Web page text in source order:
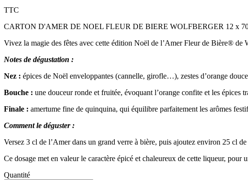
TTC
CARTON D'AMER DE NOEL FLEUR DE BIERE WOLFBERGER 12 x
Vivez la magie des fêtes avec cette édition Noël de l’Amer Fleur de Bière® de
Notes de dégustation :
Nez : épices de Noël enveloppantes (cannelle, girofle…), zestes d’orange
Bouche : une douceur ronde et fruitée, évoquant l’orange confite et les épices
Finale : amertume fine de quinquina, qui équilibre parfaitement les arômes
Comment le déguster :
Versez 3 cl de l’Amer dans un grand verre à bière, puis ajoutez environ 25 cl
Ce dosage met en valeur le caractère épicé et chaleureux de cette liqueur,
Quantité